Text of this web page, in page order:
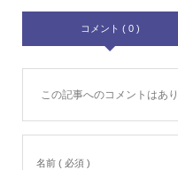
コメント ( 0 )
この記事へのコメントはあり
名前 ( 必須 )